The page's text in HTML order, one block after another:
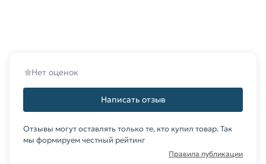
стандартам качества. Возврат купленного
товарa в течение 14 дней (наличие чека
Нет оценок
Написать отзыв
Отзывы могут оставлять только те, кто купил товар. Так
мы формируем честный рейтинг
Правила публикации